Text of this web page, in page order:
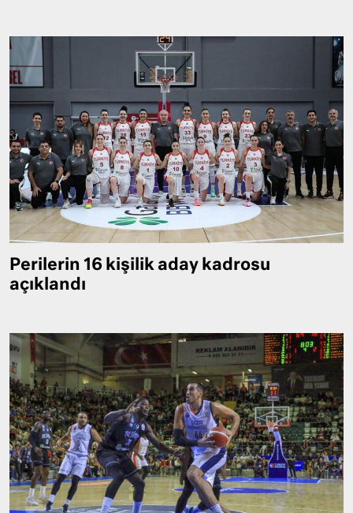
Perilerin 16 kişilik aday kadrosu
açıklandı